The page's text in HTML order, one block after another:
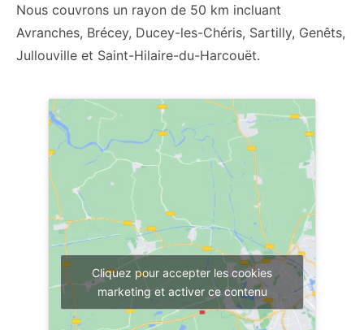
Nous couvrons un rayon de 50 km incluant
Avranches, Brécey, Ducey-les-Chéris, Sartilly, Genêts,
Jullouville et Saint-Hilaire-du-Harcouët.
Cliquez pour accepter les cookies
marketing et activer ce contenu